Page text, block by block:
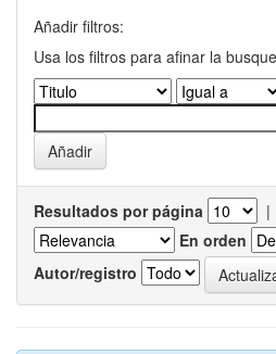
Añadir filtros:
Usa los filtros para afinar la
Resultados por página |
En orden
Autor/registro